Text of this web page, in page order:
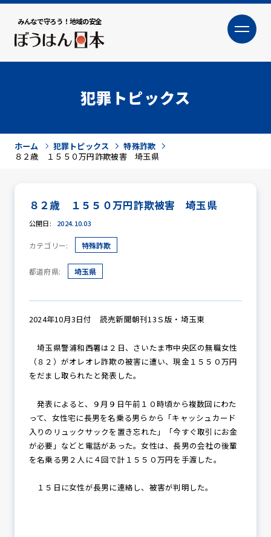
みんなで守ろう！地域の安全
大
防犯活動ニュース
防犯パトロール
防犯セミナー
防犯対策情報
犯罪トピックス
ホーム 犯罪トピックス
特殊詐欺
８２歳 １５５０万円詐欺被害 埼玉県
８２歳 １５５０万円詐欺被害 埼玉県
公開日: 2024.10.03
カテゴリー: 特殊詐欺
都道府県: 埼玉県
2024年10月3日付 読売新聞朝刊13Ｓ版・埼玉東
埼玉県警浦和西署は２日、さいたま市中央区の無職女性
（８２）がオレオレ詐欺の被害に遭い、現金１５５０万円
をだまし取られたと発表した。
発表によると、９月９日午前１０時頃から複数回にわた
って、女性宅に長男を名乗る男らから「キャッシュカード
入りのリュックサックを置き忘れた」「今すぐ取引にお金
が必要」などと電話があった。女性は、長男の会社の後輩
を名乗る男２人に４回で計１５５０万円を手渡した。
１５日に女性が長男に連絡し、被害が判明した。